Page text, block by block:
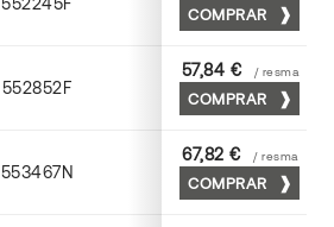
COMPRAR
552852F 52 x 70
57,84 € / resma
COMPRAR
553467N 65 x 90
67,82 € / resma
COMPRAR